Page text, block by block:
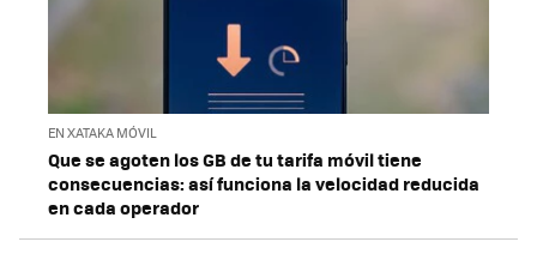
EN XATAKA MÓVIL
Que se agoten los GB de tu tarifa móvil tiene
consecuencias: así funciona la velocidad reducida
en cada operador